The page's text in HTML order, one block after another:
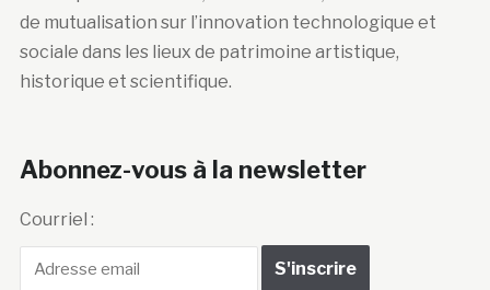
de mutualisation sur l’innovation technologique et
sociale dans les lieux de patrimoine artistique,
historique et scientifique.
Abonnez-vous à la newsletter
Courriel :